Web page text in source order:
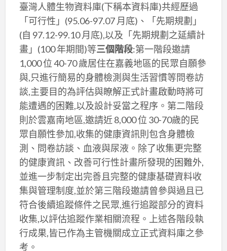
臺灣人體生物資料庫(下稱本資料庫)共經歷過
「可行性」(95.06-97.07 月底)、「先期規劃」
(自 97.12-99.10 月底),以及「先期規劃之延續計
畫」(100 年期間)等三個階段:第一階段邀請
1,000 位 40-70 歲居住在嘉義地區的民眾自願參
與,只進行簡易的身體檢測與生活習慣等問卷訪
談,主要目的為評估與瞭解正式計畫啟動時將可
能遭遇的困難,以及設計妥當之程序。第二階段
則於雲嘉南地區,邀請近 8,000 位 30-70歲的民
眾自願性參加,收集的健康資訊則包含身體檢
測、問卷訪談、血液與尿液。除了收集更完整
的健康資訊、改善可行性計畫所發現的困難外,
並進一步制定出完善且完整的健康基礎資料收
集與管理制度,並於第三階段邀請曾參與過且已
符合後續追蹤條件之民眾,進行追蹤部分的資料
收集,以評估追蹤作業相關流程。上述各階段執
行成果,皆已作為主管機關成立正式資料庫之參
考。